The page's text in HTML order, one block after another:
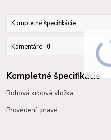
Kompletné špecifikácie
Komentáre 0
Kompletné špecifikácie
Rohová krbová vložka
Provedení: pravé